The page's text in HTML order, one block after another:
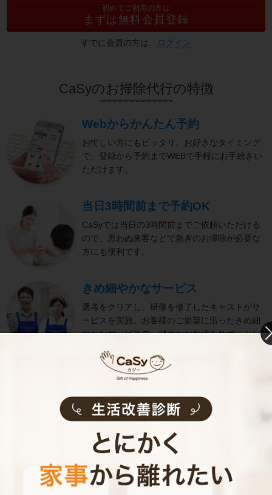
初めてご利用の方は
まずは無料会員登録
すでに会員の方は、 ログイン
CaSyのお掃除代行の特徴
Webからかんたん予約
お忙しい方にもピッタリ。お好きなタイミング
で、登録から予約までWEBで手軽にお手続きい
ただけます。
当日3時間前まで予約OK
CaSyでは当日の3時間前までご依頼いただける
ので、思わぬ来客などで急ぎのお掃除が必要な
方にも便利です。
きめ細やかなサービス
選考をクリアし、研修を修了したキャストがサ
ービスを実施。お客様のご要望に沿ったきめ細
やかなサービスで、健やかな生活をサポートし
お掃除代行のサービス料金
ご利用者インタビュー